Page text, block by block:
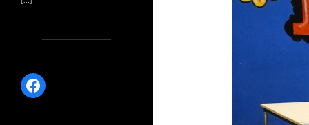
Facebook